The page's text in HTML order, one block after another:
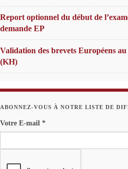
Report optionnel du début de
demande EP
Validation des brevets Européens
(KH)
ABONNEZ-VOUS À NOTRE LISTE DE
Votre E-mail *